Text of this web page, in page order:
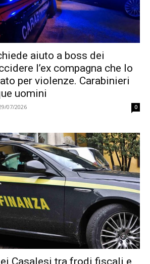
aiuto a boss dei
l’ex compagna che lo
per violenze. Carabinieri
uomini
07/2026 0